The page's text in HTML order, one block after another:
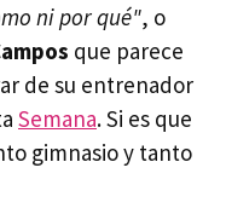
ni por qué", o
que parece
de su entrenador
Semana. Si es que
gimnasio y tanto